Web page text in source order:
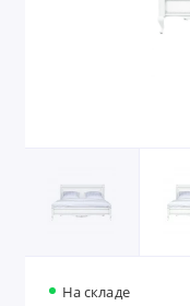
На складе